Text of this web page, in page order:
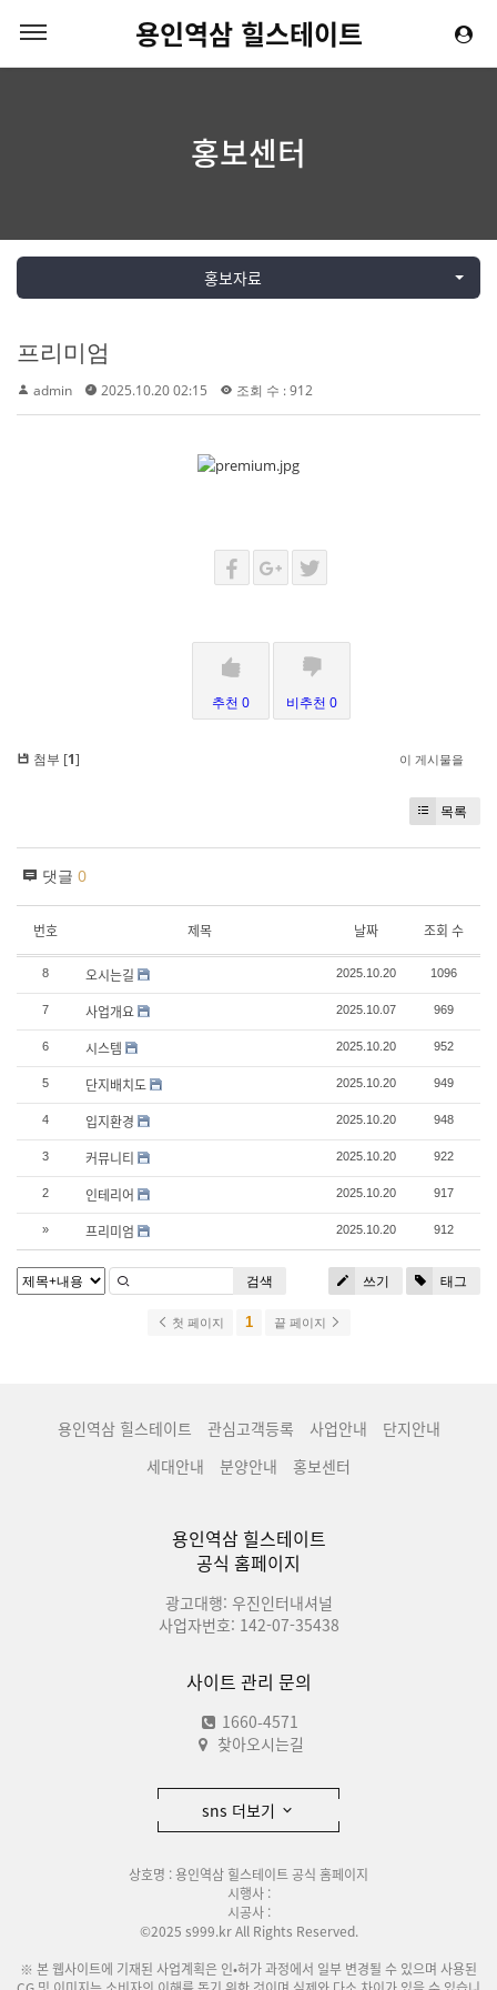
용인역삼 힐스테이트
홍보센터
홍보자료
프리미엄
admin 2025.10.20 02:15 조회 수 : 912
추천 0 비추천 0
첨부 [1] 이 게시물을
목록
댓글 0
번호 제목 날짜 조회 수
8 오시는길 2025.10.20 1096
7 사업개요 2025.10.07 969
6 시스템 2025.10.20 952
5 단지배치도 2025.10.20 949
4 입지환경 2025.10.20 948
3 커뮤니티 2025.10.20 922
2 인테리어 2025.10.20 917
» 프리미엄 2025.10.20 912
쓰기 태그
검색
첫 페이지 1 끝 페이지
용인역삼 힐스테이트 관심고객등록 사업안내
단지안내
세대안내
분양안내 홍보센터
용인역삼 힐스테이트
공식 홈페이지
광고대행: 우진인터내셔널
사업자번호: 142-07-35438
사이트 관리 문의
1660-4571
찾아오시는길
sns 더보기
상호명 : 용인역삼 힐스테이트 공식 홈페이지
시행사 :
시공사 :
©2025 s999.kr All Rights Reserved.
※ 본 웹사이트에 기재된 사업계획은 인•허가 과정에서 일부 변경될 수 있으며 사용된